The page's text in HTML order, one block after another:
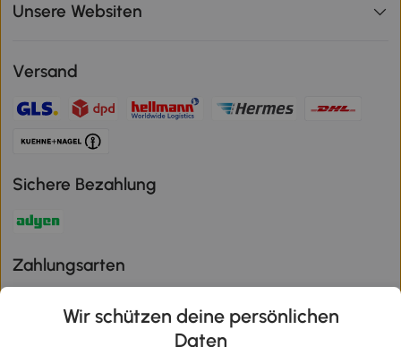
Unsere Websiten
Versand
Sichere Bezahlung
Zahlungsarten
Wir schützen deine persönlichen
Daten